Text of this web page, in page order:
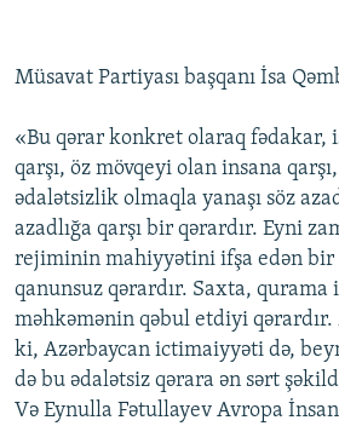
Müsavat Partiyası başqanı İsa
«Bu qərar konkret olaraq fədakar,
qarşı, öz mövqeyi olan insana qarşı,
ədalətsizlik olmaqla yanaşı söz
azadlığa qarşı bir qərardır. Eyni
rejiminin mahiyyətini ifşa edən bir
qanunsuz qərardır. Saxta, qurama
məhkəmənin qəbul etdiyi
ki, Azərbaycan ictimaiyyəti də,
də bu ədalətsiz qərara ən sərt
Və Eynulla Fətullayev Avropa